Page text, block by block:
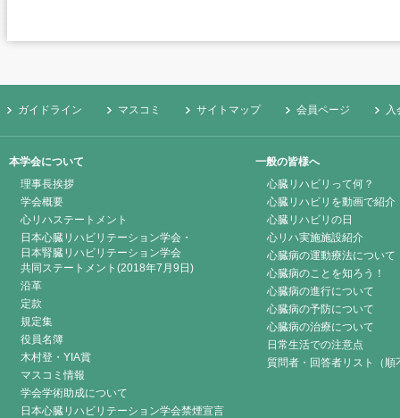
ガイドライン マスコミ サイトマップ 会員ページ 入
本学会について
理事長挨拶
学会概要
心リハステートメント
日本心臓リハビリテーション学会・
日本腎臓リハビリテーション学会
共同ステートメント(2018年7月9日)
沿革
定款
規定集
役員名簿
木村登・YIA賞
マスコミ情報
学会学術助成について
日本心臓リハビリテーション学会禁煙宣言
一般の皆様へ
心臓リハビリって何？
心臓リハビリを動画で紹介
心臓リハビリの日
心リハ実施施設紹介
心臓病の運動療法について
心臓病のことを知ろう！
心臓病の進行について
心臓病の予防について
心臓病の治療について
日常生活での注意点
質問者・回答者リスト（順